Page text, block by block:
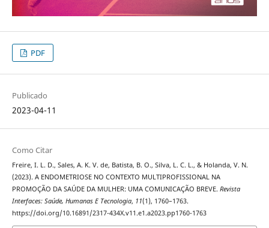
PDF
Publicado
2023-04-11
Como Citar
Freire, I. L. D., Sales, A. K. V. de, Batista, B. O., Silva, L. C. L., & Holanda, V. N.
(2023). A ENDOMETRIOSE NO CONTEXTO MULTIPROFISSIONAL NA
PROMOÇÃO DA SAÚDE DA MULHER: UMA COMUNICAÇÃO BREVE. Revista
Interfaces: Saúde, Humanas E Tecnologia, 11(1), 1760–1763.
https://doi.org/10.16891/2317-434X.v11.e1.a2023.pp1760-1763